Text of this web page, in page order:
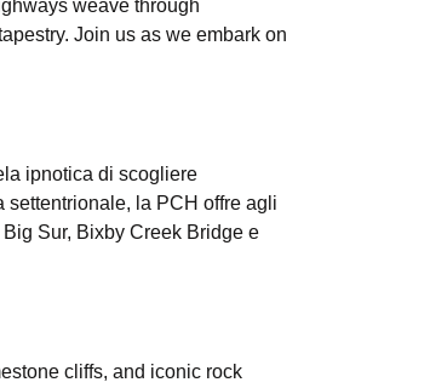
weave through
Join us as we embark on
ipnotica di scogliere
la PCH offre agli
Sur, Bixby Creek Bridge e
cliffs, and iconic rock